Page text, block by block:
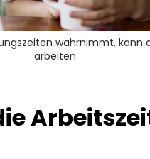
wahrnimmt, kann
arbeiten.